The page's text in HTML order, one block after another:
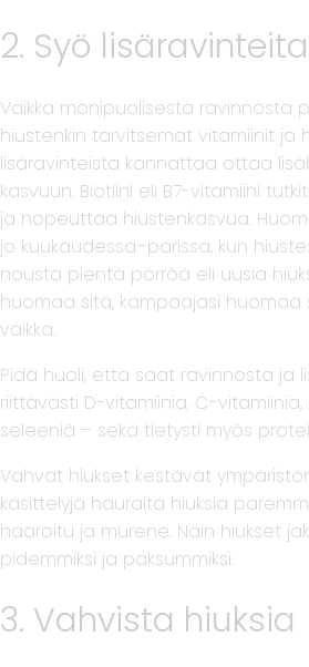
2. Syö lisäravinteita
Vaikka monipuolisesta ravinnosta
hiustenkin tarvitsemat vitamiinit ja
lisäravinteista kannattaa ottaa
kasvuun. Biotiini eli B7-vitamiini
ja nopeuttaa hiustenkasvua.
jo kuukaudessa–parissa, kun
nousta pientä pörröä eli uusia
huomaa sitä, kampaajasi huomaa
vaikka.
Pidä huoli, että saat ravinnosta ja
riittävästi D-vitamiinia, C-vitamiinia,
seleeniä – sekä tietysti myös
Vahvat hiukset kestävät
käsittelyjä hauraita hiuksia
haaroitu ja murene. Näin hiukset
pidemmiksi ja paksummiksi.
3. Vahvista hiuksia